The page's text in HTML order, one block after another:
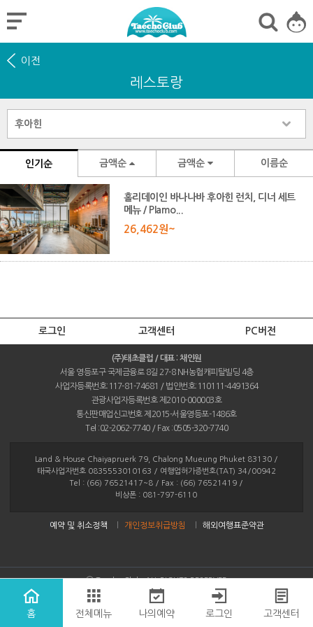
홈 전체메뉴 나의예약 로그인 고객센터
이전
레스토랑
인기순 금액순 금액순 이름순
홀리데이인 바나나바 후아힌 런치, 디너 세트
메뉴 / Plamo...
26,462원~
로그인 고객센터 PC버전
(주)태초클럽 / 대표 : 채인원
서울 영등포구 국제금융로 8길 27-8 NH농협캐피탈빌딩 4층
사업자등록번호:117-81-74681 / 법인번호:110111-4491364
관광사업자등록번호 제2010-000003호
통신판매업신고번호 제2015-서울영등포-1486호
Tel :02-2062-7740 / Fax :0505-320-7740
Land & House Chaiyapruerk 79, Chalong Mueung Phuket 83130 /
태국사업자번호 0835553010163 / 여행업허가증번호(TAT) 34/00942
Tel : (66) 76521417~8 / Fax : (66) 76521419 /
비상폰 : 081-797-6110
예약 및 취소정책 개인정보취급방침 해외여행표준약관
ⓒ Taecho Club. ALL RIGHTS RESERVED